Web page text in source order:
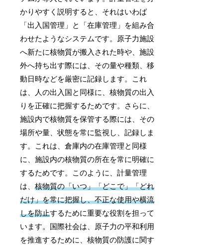
かりやすく説明すると、それはいわば
「出入国管理」と「在庫管理」を組み合
わせたようなシステムです。原子力施設
へ新たに核物質が搬入された時や、施設
外へ持ち出す際には、その量や種類、移
動日時などを厳密に記録します。これ
は、人の出入国と同様に、核物質の出入
りを正確に把握するためです。さらに、
施設内で核物質を保管する際には、その
場所や量、状態を常に監視し、記録しま
す。これは、倉庫内の在庫管理と同様
に、施設内の核物質の所在を常に明確に
するためです。このように、計量管理
は、核物質の「いつ」「どこで」「どれ
だけ」を常に把握し、不正な使用や横流
しを防止するために重要な役割を担って
います。国際社会は、原子力の平和利用
を推進するために、核物質の防護に関す